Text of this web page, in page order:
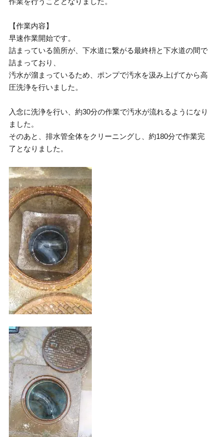
【作業内容】
早速作業開始です。
詰まっている箇所が、下水道に繋がる最終枡と下水道の間で
詰まっており、
汚水が溜まっているため、ポンプで汚水を汲み上げてから高
圧洗浄を行いました。
入念に洗浄を行い、約30分の作業で汚水が流れるようになり
ました。
そのあと、排水管全体をクリーニングし、約180分で作業完
了となりました。